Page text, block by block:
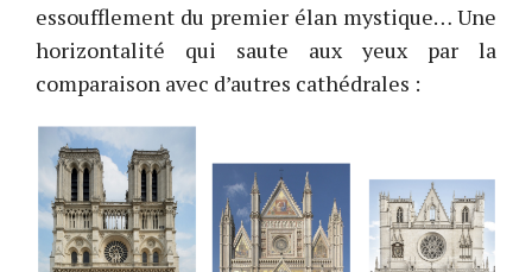
essoufflement du premier élan mystique… Une
horizontalité qui saute aux yeux par la
comparaison avec d’autres cathédrales :